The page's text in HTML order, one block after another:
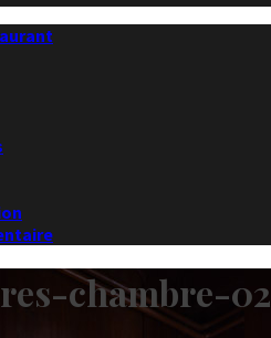
chambre-02